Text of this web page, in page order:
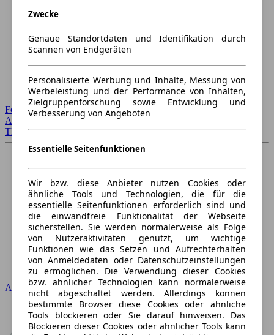
Forum Startseite
Alle Auto-Foren
Themen-Forum
Audi
Zwecke
Genaue Standortdaten und Identifikation durch
Scannen von Endgeräten
Personalisierte Werbung und Inhalte, Messung von
Werbeleistung und der Performance von Inhalten,
Zielgruppenforschung sowie Entwicklung und
Verbesserung von Angeboten
Essentielle Seitenfunktionen
Wir bzw. diese Anbieter nutzen Cookies oder
ähnliche Tools und Technologien, die für die
essentielle Seitenfunktionen erforderlich sind und
die einwandfreie Funktionalität der Webseite
sicherstellen. Sie werden normalerweise als Folge
von Nutzeraktivitäten genutzt, um wichtige
Funktionen wie das Setzen und Aufrechterhalten
von Anmeldedaten oder Datenschutzeinstellungen
zu ermöglichen. Die Verwendung dieser Cookies
bzw. ähnlicher Technologien kann normalerweise
nicht abgeschaltet werden. Allerdings können
bestimmte Browser diese Cookies oder ähnliche
Tools blockieren oder Sie darauf hinweisen. Das
Blockieren dieser Cookies oder ähnlicher Tools kann